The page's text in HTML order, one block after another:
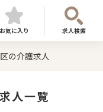
お気に入り 求人検索
の介護求人
人一覧